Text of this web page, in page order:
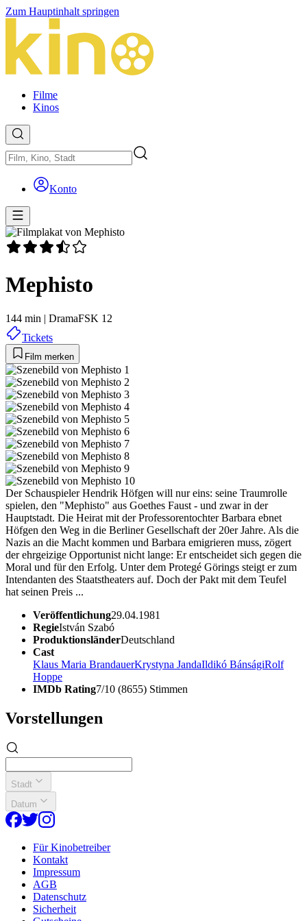
Zum Hauptinhalt springen
Filme
Kinos
Konto
Mephisto
144 min | DramaFSK 12
Tickets
Film merken
Der Schauspieler Hendrik Höfgen will nur eins: seine Traumrolle
spielen, den "Mephisto" aus Goethes Faust - und zwar in der
Hauptstadt. Die Heirat mit der Professorentochter Barbara ebnet
Höfgen den Weg in die Berliner Gesellschaft der 20er Jahre. Als die
Nazis an die Macht kommen und Barbara emigrieren muss, zögert
der ehrgeizige Opportunist nicht lange: Er entscheidet sich gegen die
Moral und für den Erfolg. Unter dem Protegé Görings steigt er zum
Intendanten des Staatstheaters auf. Doch der Pakt mit dem Teufel
hat seinen Preis ...
Veröffentlichung29.04.1981
RegieIstván Szabó
ProduktionsländerDeutschland
Cast
Klaus Maria BrandauerKrystyna JandaIldikó BánságiRolf
Hoppe
IMDb Rating7/10 (8655) Stimmen
Vorstellungen
Stadt
Datum
Für Kinobetreiber
Kontakt
Impressum
AGB
Datenschutz
Sicherheit